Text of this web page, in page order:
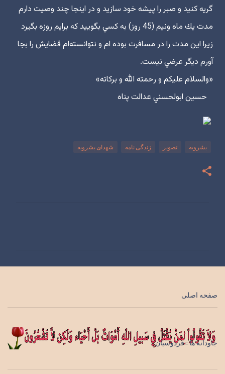
گريه كنيد و صبر را پيشه خود سازيد و در اينجا چند وصيت دارم
مدت يك ماه ونيم (45 روز) به كسي بگوييد كه برايم روزه بگيرد
زيرا اين مدت را در مسافرت بوده ام و نتوانسته‌ام قضايش را بجا
آورم ديگر عرضي نيست.
«والسلام عليكم و رحمته الله و بركاته»
حسين ابولحسني عدالت پناه
بشرویه تصویر زندگی نامه شهدای بشرویه
صفحه اصلی
جاودانه ها=فردوسیان